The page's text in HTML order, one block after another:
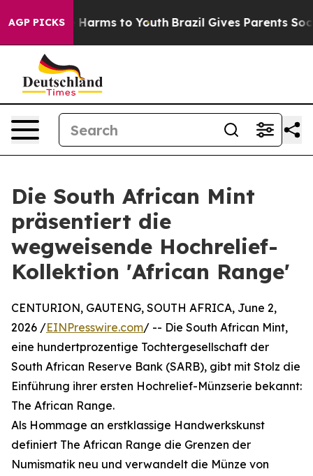
AGP PICKS
Abate Harms to Youth Brazil Gives Parents Social
Die South African Mint
präsentiert die
wegweisende Hochrelief-
Kollektion 'African Range'
CENTURION, GAUTENG, SOUTH AFRICA, June 2,
2026 /EINPresswire.com/ -- Die South African Mint,
eine hundertprozentige Tochtergesellschaft der
South African Reserve Bank (SARB), gibt mit Stolz die
Einführung ihrer ersten Hochrelief-Münzserie bekannt:
The African Range.
Als Hommage an erstklassige Handwerkskunst
definiert The African Range die Grenzen der
Numismatik neu und verwandelt die Münze von